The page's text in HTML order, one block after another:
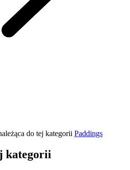
do tej kategorii Paddings
kategorii